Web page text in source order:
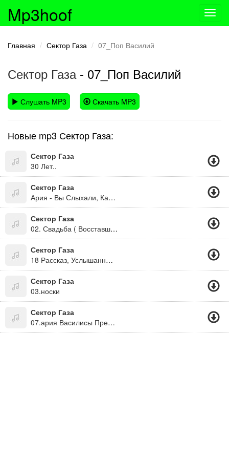
Mp3hoof
Главная Сектор Газа 07_Поп Василий
Сектор Газа- 07_Поп Василий
Слушать MP3 Скачать MP3
Новые mp3 Сектор Газа:
Сектор Газа
30 Лет..
Сектор Газа
Ария - Вы Слыхали, Как Дают Пизды?
Сектор Газа
02. Свадьба ( Восставший Из Ада 2000.)
Сектор Газа
18 Рассказ, Услышанный В Автокомбинате
Сектор Газа
03.носки
Сектор Газа
07.ария Василисы Прекрасной